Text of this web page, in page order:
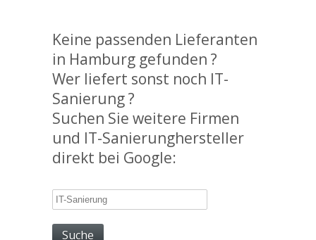
Keine passenden Lieferanten
in Hamburg gefunden ?
Wer liefert sonst noch IT-
Sanierung ?
Suchen Sie weitere Firmen
und IT-Sanierunghersteller
direkt bei Google: